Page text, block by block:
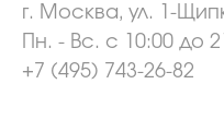
г. Москва, ул. 1-
Пн. - Вс. с 10:00 до
+7 (495) 743-26-82